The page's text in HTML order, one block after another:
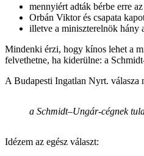
mennyiért adták bérbe erre
Orbán Viktor és csapata
illetve a miniszterelnök hány
Mindenki érzi, hogy kínos lehet a
felvethetne, ha kiderülne: a
A Budapesti Ingatlan Nyrt. válasza
a Schmidt–Ungár-cégnek
Idézem az egész választ: